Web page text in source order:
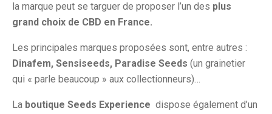
la marque peut se targuer de proposer l’un des plus
grand choix de CBD en France.
Les principales marques proposées sont, entre autres :
Dinafem, Sensiseeds, Paradise Seeds (un grainetier
qui « parle beaucoup » aux collectionneurs)…
La boutique Seeds Experience dispose également d’un